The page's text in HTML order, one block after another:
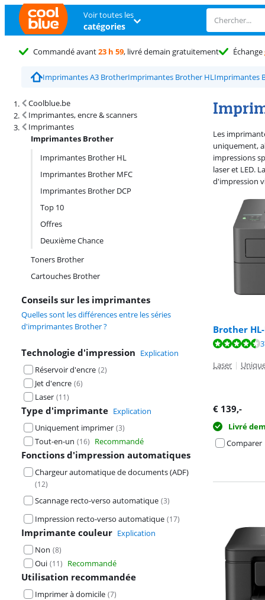
Voir toutes les
catégories
Commandé avant23 h 59, livré demain gratuitement Échange
Imprimantes A3 BrotherImprimantes Brother HLImprimantes
Coolblue.be
Imprimantes, encre & scanners
Imprimantes
Imprimantes Brother
Imprimantes Brother HL
Imprimantes Brother MFC
Imprimantes Brother DCP
Top 10
Offres
Deuxième Chance
Toners Brother
Cartouches Brother
Conseils sur les imprimantes
Quelles sont les différences entre les séries
d'imprimantes Brother ?
Technologie d'impression Explication
Réservoir d'encre (2)
Jet d'encre (6)
Laser (11)
Type d'imprimante Explication
Uniquement imprimer (3)
Tout-en-un (16) Recommandé
Fonctions d'impression automatiques
Chargeur automatique de documents (ADF)
(12)
Scannage recto-verso automatique (3)
Impression recto-verso automatique (17)
Imprimante couleur Explication
Non (8)
Oui (11) Recommandé
Utilisation recommandée
Imprimer à domicile (7)
Résultats de recherche et tri
Les
uniquement,
impressions
laser et LED.
d'impression
Brother
La note est de
Laser |
€ 139,-
Livré
Comparer